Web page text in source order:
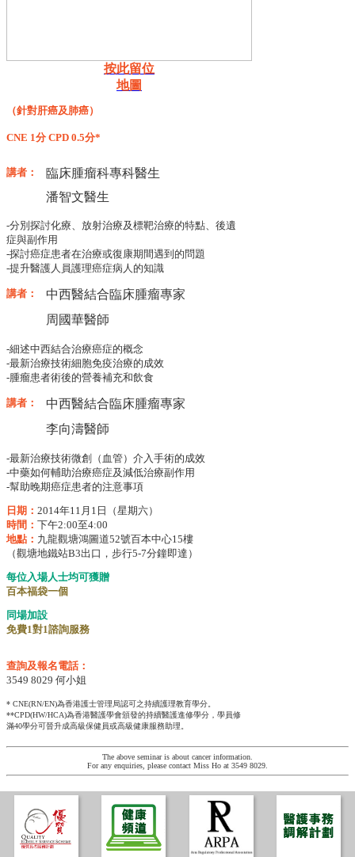
按此留位
地圖
（針對肝癌及肺癌）
CNE 1分 CPD 0.5分*
講者：
臨床腫瘤科專科醫生
潘智文醫生
-分別探討化療、放射治療及標靶治療的特點、後遺
症與副作用
-探討癌症患者在治療或復康期間遇到的問題
-提升醫護人員護理癌症病人的知識
講者：
中西醫結合臨床腫瘤專家
周國華醫師
-細述中西結合治療癌症的概念
-最新治療技術細胞免疫治療的成效
-腫瘤患者術後的營養補充和飲食
講者：
中西醫結合臨床腫瘤專家
李向濤醫師
-最新治療技術微創（血管）介入手術的成效
-中藥如何輔助治療癌症及減低治療副作用
-幫助晚期癌症患者的注意事項
日期： 2014年11月1日（星期六）
時間： 下午2:00至4:00
地點： 九龍觀塘鴻圖道52號百本中心15樓
（觀塘地鐵站B3出口，步行5-7分鐘即達）
每位入場人士均可獲贈
百本福袋一個
同場加設
免費1對1諮詢服務
查詢及報名電話：
3549 8029 何小姐
* CNE(RN/EN)為香港護士管理局認可之持續護理教育學分。
**CPD(HW/HCA)為香港醫護學會頒發的持續醫護進修學分，學員修
滿40學分可晉升成高級保健員或高級健康服務助理。
The above seminar is about cancer information.
For any enquiries, please contact Miss Ho at 3549 8029.